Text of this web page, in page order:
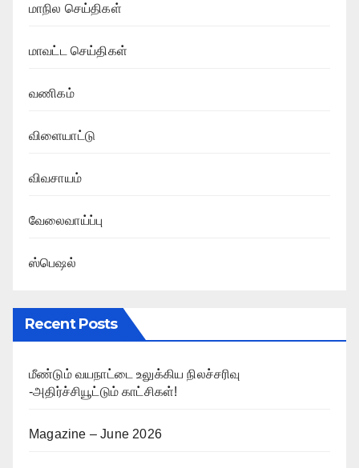
மாநில செய்திகள்
மாவட்ட செய்திகள்
வணிகம்
விளையாட்டு
விவசாயம்
வேலைவாய்ப்பு
ஸ்பெஷல்
Recent Posts
மீண்டும் வயநாட்டை உலுக்கிய நிலச்சரிவு
-அதிர்ச்சியூட்டும் காட்சிகள்!
Magazine – June 2026